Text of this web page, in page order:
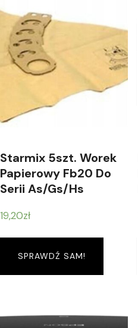
Starmix 5szt. Worek
Papierowy Fb20 Do
Serii As/Gs/Hs
19,20zł
SPRAWDŹ SAM!